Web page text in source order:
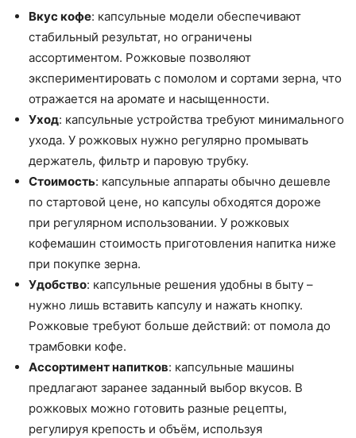
Вкус кофе: капсульные модели обеспечивают
стабильный результат, но ограничены
ассортиментом. Рожковые позволяют
экспериментировать с помолом и сортами зерна, что
отражается на аромате и насыщенности.
Уход: капсульные устройства требуют минимального
ухода. У рожковых нужно регулярно промывать
держатель, фильтр и паровую трубку.
Стоимость: капсульные аппараты обычно дешевле
по стартовой цене, но капсулы обходятся дороже
при регулярном использовании. У рожковых
кофемашин стоимость приготовления напитка ниже
при покупке зерна.
Удобство: капсульные решения удобны в быту –
нужно лишь вставить капсулу и нажать кнопку.
Рожковые требуют больше действий: от помола до
трамбовки кофе.
Ассортимент напитков: капсульные машины
предлагают заранее заданный выбор вкусов. В
рожковых можно готовить разные рецепты,
регулируя крепость и объём, используя